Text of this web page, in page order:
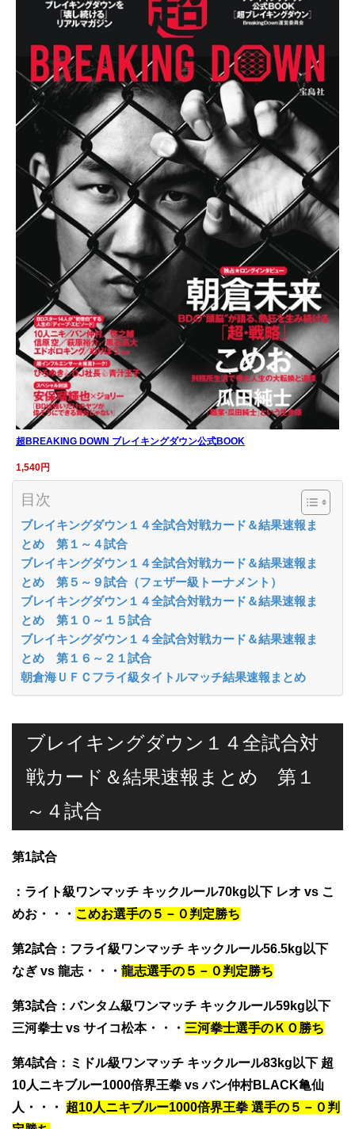
超BREAKING DOWN ブレイキングダウン公式BOOK
1,540円
目次
ブレイキングダウン１４全試合対戦カード＆結果速報ま
とめ 第１～４試合
ブレイキングダウン１４全試合対戦カード＆結果速報ま
とめ 第５～９試合（フェザー級トーナメント）
ブレイキングダウン１４全試合対戦カード＆結果速報ま
とめ 第１０～１５試合
ブレイキングダウン１４全試合対戦カード＆結果速報ま
とめ 第１６～２１試合
朝倉海ＵＦＣフライ級タイトルマッチ結果速報まとめ
ブレイキングダウン１４全試合対
戦カード＆結果速報まとめ 第１
～４試合
第1試合
：ライト級ワンマッチ キックルール70kg以下 レオ vs こ
めお ・・・ こめお選手の５－０判定勝ち
第2試合 ：フライ級ワンマッチ キックルール56.5kg以下
なぎ vs 龍志 ・・・ 龍志選手の５－０判定勝ち
第3試合 ：バンタム級ワンマッチ キックルール59kg以下
三河拳士 vs サイコ松本・・・ 三河拳士選手のＫＯ勝ち
第4試合 ：ミドル級ワンマッチ キックルール83kg以下 超
10人ニキブルー1000倍界王拳 vs バン仲村BLACK亀仙
人 ・・・ 超10人ニキブルー1000倍界王拳 選手の５－０判